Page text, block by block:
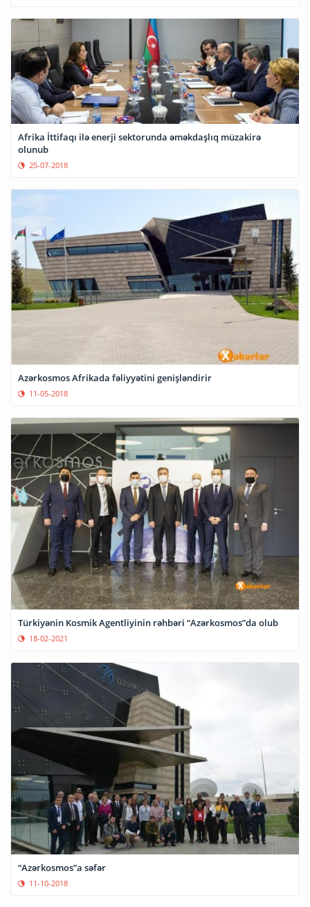
Afrika İttifaqı ilə enerji sektorunda əməkdaşlıq müzakirə
olunub
25-07-2018
Azərkosmos Afrikada fəliyyətini genişləndirir
11-05-2018
Türkiyənin Kosmik Agentliyinin rəhbəri “Azərkosmos”da olub
18-02-2021
“Azərkosmos”a səfər
11-10-2018